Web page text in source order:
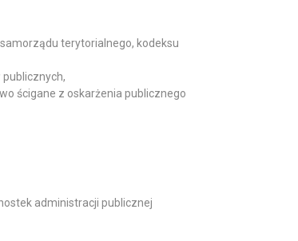
terytorialnego, kodeksu
publicznych,
ścigane z oskarżenia publicznego
administracji publicznej